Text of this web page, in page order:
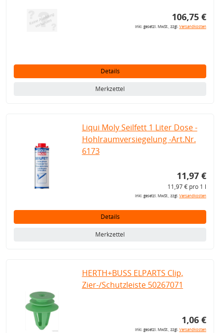
106,75 €
inkl. gesetzl. MwSt., zzgl.Versandkosten
Details
Merkzettel
Liqui Moly Seilfett 1 Liter Dose -
Hohlraumversiegelung -Art.Nr.
6173
11,97 €
11,97 € pro 1 l
inkl. gesetzl. MwSt., zzgl.Versandkosten
Details
Merkzettel
HERTH+BUSS ELPARTS Clip,
Zier-/Schutzleiste 50267071
1,06 €
inkl. gesetzl. MwSt., zzgl.Versandkosten